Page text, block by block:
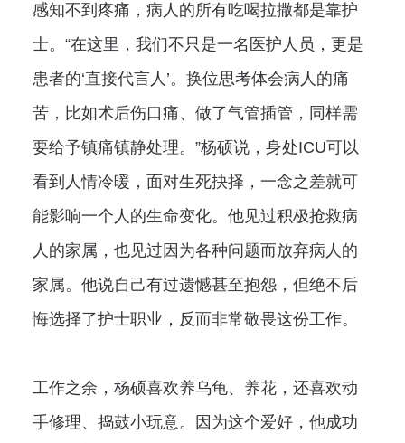
感知不到疼痛，病人的所有吃喝拉撒都是靠护
士。“在这里，我们不只是一名医护人员，更是
患者的‘直接代言人’。换位思考体会病人的痛
苦，比如术后伤口痛、做了气管插管，同样需
要给予镇痛镇静处理。”杨硕说，身处ICU可以
看到人情冷暖，面对生死抉择，一念之差就可
能影响一个人的生命变化。他见过积极抢救病
人的家属，也见过因为各种问题而放弃病人的
家属。他说自己有过遗憾甚至抱怨，但绝不后
悔选择了护士职业，反而非常敬畏这份工作。
工作之余，杨硕喜欢养乌龟、养花，还喜欢动
手修理、捣鼓小玩意。因为这个爱好，他成功